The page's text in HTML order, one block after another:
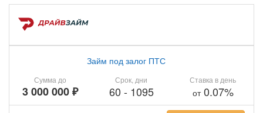
Сумма до
3 000 000 ₽
Займ под залог ПТС
Срок, дни
60 - 1095
Ставка в день
от0.07%